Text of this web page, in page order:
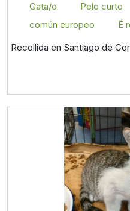
Gata/o
Pelo curto
común europeo
É
Recollida en Santiago de